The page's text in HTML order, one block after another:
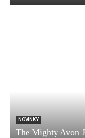
NOVINKY
The Mighty Avon